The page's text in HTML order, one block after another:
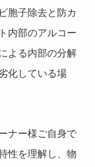
胞子除去と防カ
内部のアルコー
よる内部の分解
化している場
ナー様ご自身で
性を理解し、物